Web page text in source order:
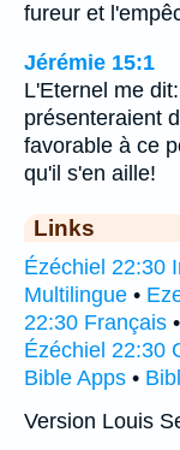
fureur et
Jérémie 15:1
L'Eternel me
présenteraient
favorable à ce
qu'il s'en aille!
Links
Ézéchiel 22:30
Multilingue •
22:30 Français •
Ézéchiel 22:30
Bible Apps •
Version Louis